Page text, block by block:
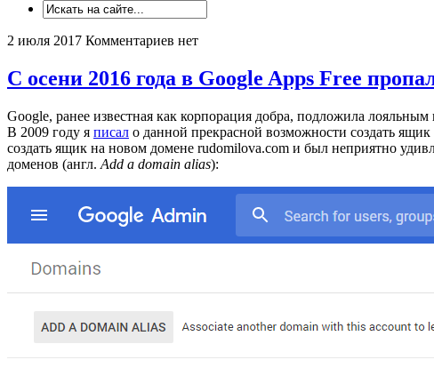
2 июля 2017 Комментариев нет
С осени 2016 года в Google Apps Free
Google, ранее известная как корпорация добра, подложила
В 2009 году я писал о данной прекрасной возможности создать
создать ящик на новом домене rudomilova.com и был неприятно
доменов (англ. Add a domain alias):